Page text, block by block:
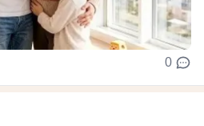
0